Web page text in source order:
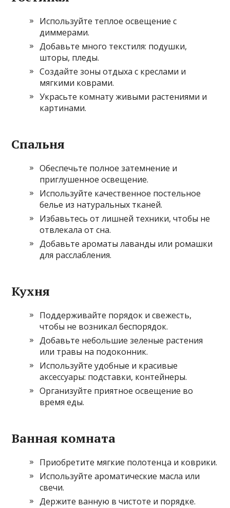
Используйте теплое освещение с
диммерами.
Добавьте много текстиля: подушки,
шторы, пледы.
Создайте зоны отдыха с креслами и
мягкими коврами.
Украсьте комнату живыми растениями и
картинами.
Спальня
Обеспечьте полное затемнение и
приглушенное освещение.
Используйте качественное постельное
белье из натуральных тканей.
Избавьтесь от лишней техники, чтобы не
отвлекала от сна.
Добавьте ароматы лаванды или ромашки
для расслабления.
Кухня
Поддерживайте порядок и свежесть,
чтобы не возникал беспорядок.
Добавьте небольшие зеленые растения
или травы на подоконник.
Используйте удобные и красивые
аксессуары: подставки, контейнеры.
Организуйте приятное освещение во
время еды.
Ванная комната
Приобретите мягкие полотенца и коврики.
Используйте ароматические масла или
свечи.
Держите ванную в чистоте и порядке.